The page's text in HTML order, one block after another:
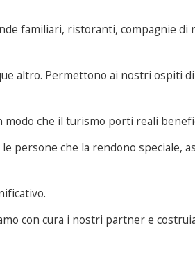
familiari, ristoranti, compagnie di
altro. Permettono ai nostri ospiti
che il turismo porti reali
persone che la rendono speciale,
con cura i nostri partner e